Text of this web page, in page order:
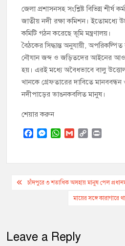
জেলা প্রশাসনসহ সংশ্লিষ্ট বিভিন্ন শীর্ষ
জাতীয় নদী রক্ষা কমিশন। ইতোমধ্যে
কমিটি গঠন করেছে ভূমি মন্ত্রণালয়।
বৈঠকের সিদ্ধান্ত অনুযায়ী,
নৌযান জব্দ ও জড়িতদের আইনের
হয়। এরই মধ্যে অবৈধভাবে বালু
খানকে গ্রেফতারের দাবিতে
নদীপাড়ের ভাঙনকবলিত মানুষ।
শেয়ার করুন
e
o
M
s
n
W
t
A
G
i
C
y
i
k
n
Post
navigation
চাঁদপুরে ৩ শতাধিক অসহায় মানুষ পেল
মায়ের সঙ্গে
Leave a Reply